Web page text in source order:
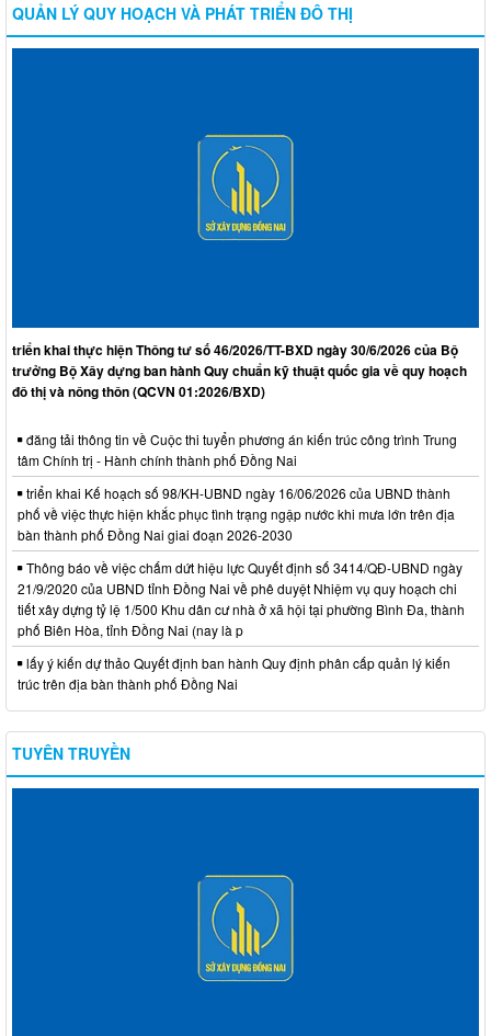
QUẢN LÝ QUY HOẠCH VÀ PHÁT TRIỂN ĐÔ THỊ
triển khai thực hiện Thông tư số 46/2026/TT-BXD ngày 30/6/2026 của Bộ
trưởng Bộ Xây dựng ban hành Quy chuẩn kỹ thuật quốc gia về quy hoạch
đô thị và nông thôn (QCVN 01:2026/BXD)
đăng tải thông tin về Cuộc thi tuyển phương án kiến trúc công trình Trung
tâm Chính trị - Hành chính thành phố Đồng Nai
triển khai Kế hoạch số 98/KH-UBND ngày 16/06/2026 của UBND thành
phố về việc thực hiện khắc phục tình trạng ngập nước khi mưa lớn trên địa
bàn thành phố Đồng Nai giai đoạn 2026-2030
Thông báo về việc chấm dứt hiệu lực Quyết định số 3414/QĐ-UBND ngày
21/9/2020 của UBND tỉnh Đồng Nai về phê duyệt Nhiệm vụ quy hoạch chi
tiết xây dựng tỷ lệ 1/500 Khu dân cư nhà ở xã hội tại phường Bình Đa, thành
phố Biên Hòa, tỉnh Đồng Nai (nay là p
lấy ý kiến dự thảo Quyết định ban hành Quy định phân cấp quản lý kiến
trúc trên địa bàn thành phố Đồng Nai
TUYÊN TRUYỀN